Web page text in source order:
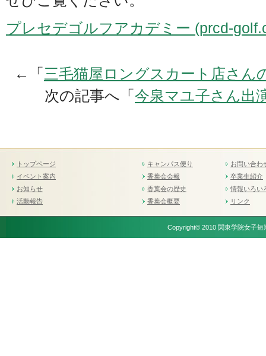
プレセデゴルフアカデミー (prcd-
←「 三毛猫屋ロングスカート店さん
次の記事へ「 今泉マユ子さん出
トップページ
イベント案内
お知らせ
活動報告
キャンパス便り
香葉会会報
香葉会の歴史
香葉会概要
お問い合わ
卒業生紹介
情報いろい
リンク
Copyright© 2010 関東学院女子